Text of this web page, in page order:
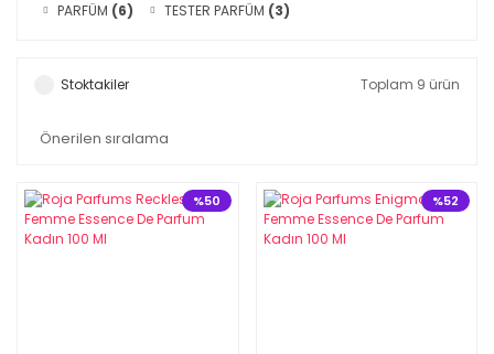
PARFÜM (6) TESTER PARFÜM (3)
Stoktakiler Toplam 9 ürün
%50 %52